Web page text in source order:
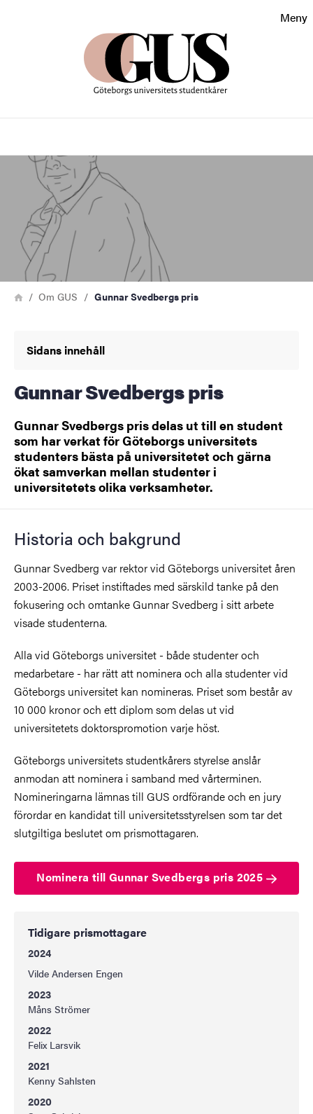
Meny
Bild
Länkstig
HemOm GUS Gunnar Svedbergs pris
Sidans innehåll
Gunnar Svedbergs pris
Gunnar Svedbergs pris delas ut till en student
som har verkat för Göteborgs universitets
studenters bästa på universitetet och gärna
ökat samverkan mellan studenter i
universitetets olika verksamheter.
Historia och bakgrund
Gunnar Svedberg var rektor vid Göteborgs universitet åren
2003-2006. Priset instiftades med särskild tanke på den
fokusering och omtanke Gunnar Svedberg i sitt arbete
visade studenterna.
Alla vid Göteborgs universitet - både studenter och
medarbetare - har rätt att nominera och alla studenter vid
Göteborgs universitet kan nomineras. Priset som består av
10 000 kronor och ett diplom som delas ut vid
universitetets doktorspromotion varje höst.
Göteborgs universitets studentkårers styrelse anslår
anmodan att nominera i samband med vårterminen.
Nomineringarna lämnas till GUS ordförande och en jury
förordar en kandidat till universitetsstyrelsen som tar det
slutgiltiga beslutet om prismottagaren.
Nominera till Gunnar Svedbergs pris 2025
Tidigare prismottagare
2024
Vilde Andersen Engen
2023
Måns Strömer
2022
Felix Larsvik
2021
Kenny Sahlsten
2020